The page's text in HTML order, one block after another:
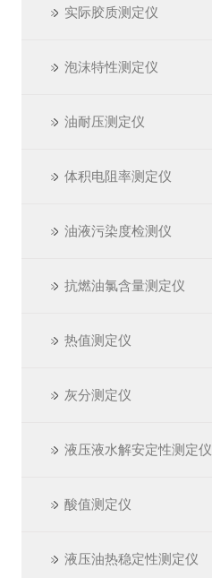
实际胶质测定仪
泡沫特性测定仪
油耐压测定仪
体积电阻率测定仪
油液污染度检测仪
抗燃油氯含量测定仪
热值测定仪
灰分测定仪
液压液水解安定性测定仪
酸值测定仪
液压油热稳定性测定仪